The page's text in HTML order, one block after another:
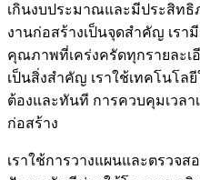
เกินงบประมาณและมีประสิท
งานก่อสร้างเป็นจุดสำคัญ เรา
คุณภาพที่เคร่งครัดทุกรายละ
เป็นสิ่งสำคัญ เราใช้เทคโนโล
ต้องและทันที การควบคุมเวล
ก่อสร้าง
เราใช้การวางแผนและตรวจส